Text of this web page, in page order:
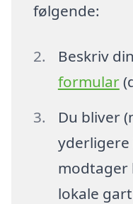
følgende:
Beskriv
formular
Du bliver
modtager
lokale